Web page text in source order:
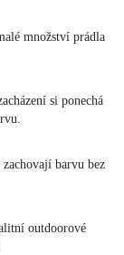
množství prádla
si ponechá
barvu bez
outdoorové